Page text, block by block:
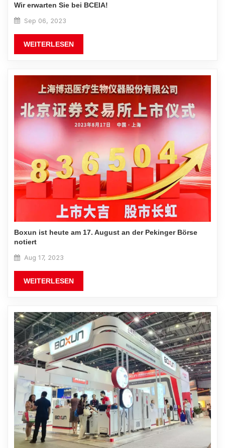
Wir erwarten Sie bei BCEIA!
Sep 06, 2023
WEITERLESEN
Boxun ist heute am 17. August an der Pekinger Börse
notiert
Aug 17, 2023
WEITERLESEN